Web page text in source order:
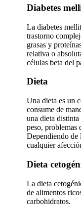
Diabetes
La diabetes
trastorno
grasas y
relativa o
células beta del
Dieta
Una dieta es un
consume de
una dieta
peso, problemas
Dependiendo de
cualquier
Dieta
La dieta
de alimentos
carbohidratos.